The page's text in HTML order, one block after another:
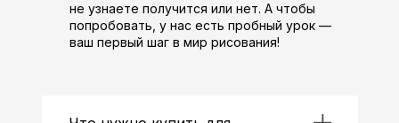
не узнаете получится или нет. А чтобы
попробовать, у нас есть пробный урок —
ваш первый шаг в мир рисования!